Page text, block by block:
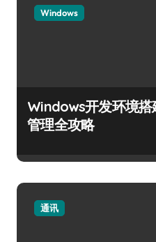
Windows
Windows开发环境搭
管理全攻略
通讯